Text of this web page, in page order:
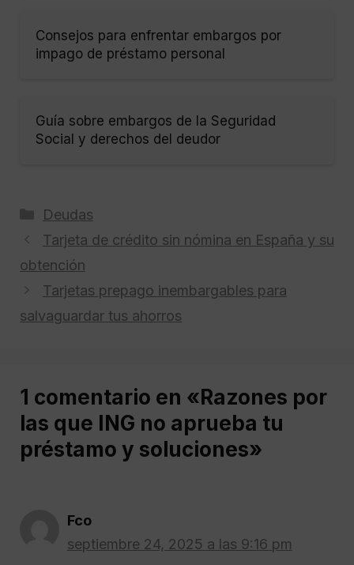
Consejos para enfrentar embargos por
impago de préstamo personal
Guía sobre embargos de la Seguridad
Social y derechos del deudor
Categorías
Deudas
Tarjeta de crédito sin nómina en España y su
obtención
Tarjetas prepago inembargables para
salvaguardar tus ahorros
1 comentario en «Razones por
las que ING no aprueba tu
préstamo y soluciones»
Fco
septiembre 24, 2025 a las 9:16 pm